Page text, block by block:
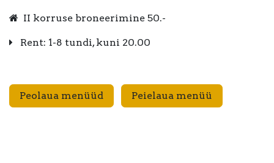
II korruse broneerimine 50.-
Rent: 1-8 tundi, kuni 20.00
Peolaua menüüd Peielaua menüü